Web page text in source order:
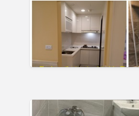
室
修,
【衛